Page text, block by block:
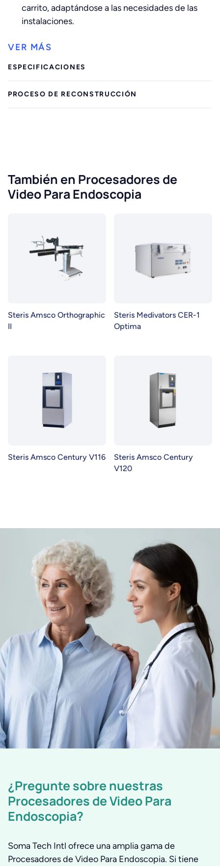
carrito, adaptándose a las necesidades de las
instalaciones.
ESPECIFICACIONES
PROCESO DE RECONSTRUCCIÓN
También en Procesadores de
Video Para Endoscopia
Steris Amsco Orthographic
II
Steris Medivators CER-1
Optima
Steris Amsco Century V116
Steris Amsco Century
V120
¿Pregunte sobre nuestras
Procesadores de Video Para
Endoscopia?
Soma Tech Intl ofrece una amplia gama de
Procesadores de Video Para Endoscopia. Si tiene